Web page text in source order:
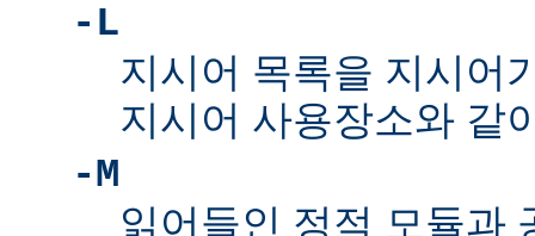
-L
지시어 목록을 지시어
지시어 사용장소와 같
-M
읽어들인 정적 모듈과